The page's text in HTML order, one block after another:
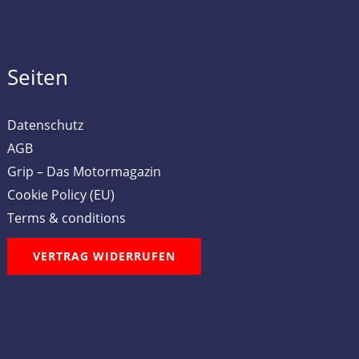
Seiten
Datenschutz
AGB
Grip – Das Motormagazin
Cookie Policy (EU)
Terms & conditions
VERTRAG WIDERRUFEN